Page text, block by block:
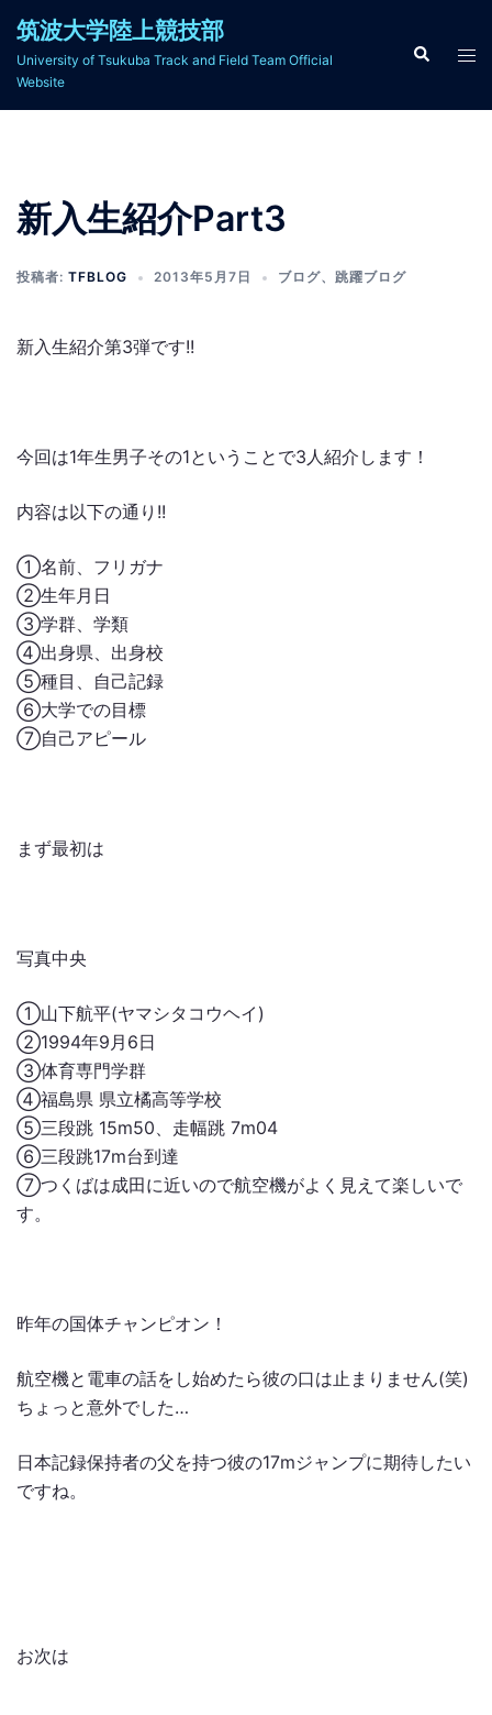
筑波大学陸上競技部
University of Tsukuba Track and Field Team Official
Website
検
索
ト
ル
新入生紹介Part3
投稿者: TFBLOG 2013年5月7日 ブログ、 跳躍ブログ
新入生紹介第3弾です!!
今回は1年生男子その1ということで3人紹介します！
内容は以下の通り!!
①名前、フリガナ
②生年月日
③学群、学類
④出身県、出身校
⑤種目、自己記録
⑥大学での目標
⑦自己アピール
まず最初は
写真中央
①山下航平(ヤマシタコウヘイ)
②1994年9月6日
③体育専門学群
④福島県 県立橘高等学校
⑤三段跳 15m50、走幅跳 7m04
⑥三段跳17m台到達
⑦つくばは成田に近いので航空機がよく見えて楽しいで
す。
昨年の国体チャンピオン！
航空機と電車の話をし始めたら彼の口は止まりません(笑)
ちょっと意外でした…
日本記録保持者の父を持つ彼の17mジャンプに期待したい
ですね。
お次は